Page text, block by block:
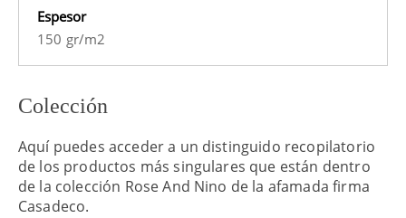
Espesor
150 gr/m2
Colección
Aquí puedes acceder a un distinguido recopilatorio
de los productos más singulares que están dentro
de la colección Rose And Nino de la afamada firma
Casadeco.